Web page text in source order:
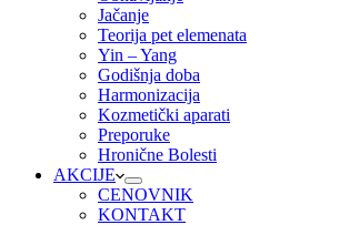
Jačanje
Teorija pet elemenata
Yin – Yang
Godišnja doba
Harmonizacija
Kozmetički aparati
Preporuke
Hronične Bolesti
AKCIJE
CENOVNIK
KONTAKT